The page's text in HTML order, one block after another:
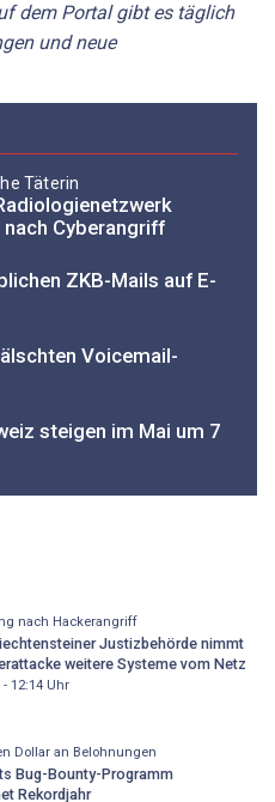
dem Portal gibt es täglich
und neue
Täterin
Cyberangriff
ZKB-Mails auf E-
Voicemail-
steigen im Mai um 7
nach Hackerangriff
Justizbehörde nimmt
weitere Systeme vom Netz
- 12:14Uhr
Dollar an Belohnungen
Bug-Bounty-Programm
Rekordjahr